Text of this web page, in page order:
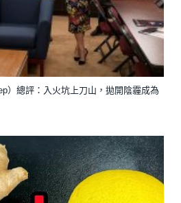
）總評：入火坑上刀山，拋開陰霾成為